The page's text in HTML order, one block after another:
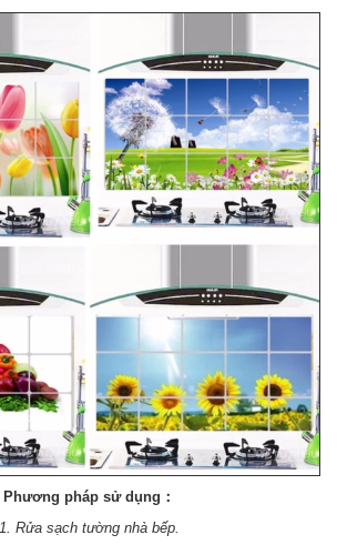
Phương pháp sử dụng：
1. Rửa sạch tường nhà bếp.